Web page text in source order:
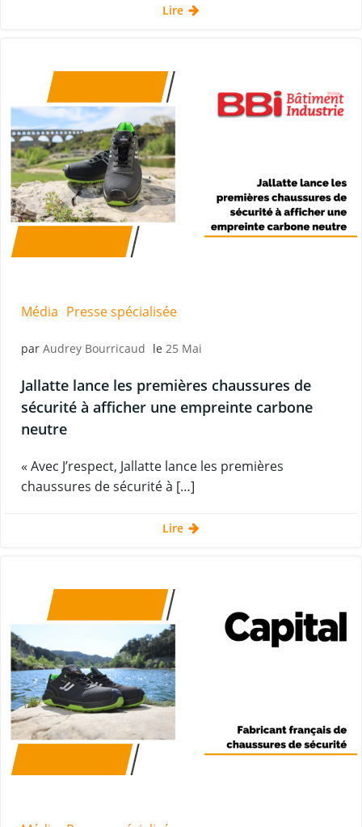
Lire
Média Presse spécialisée
par Audrey Bourricaud le 25 Mai
Jallatte lance les premières chaussures de
sécurité à afficher une empreinte carbone
neutre
« Avec J’respect, Jallatte lance les premières
chaussures de sécurité à […]
Lire